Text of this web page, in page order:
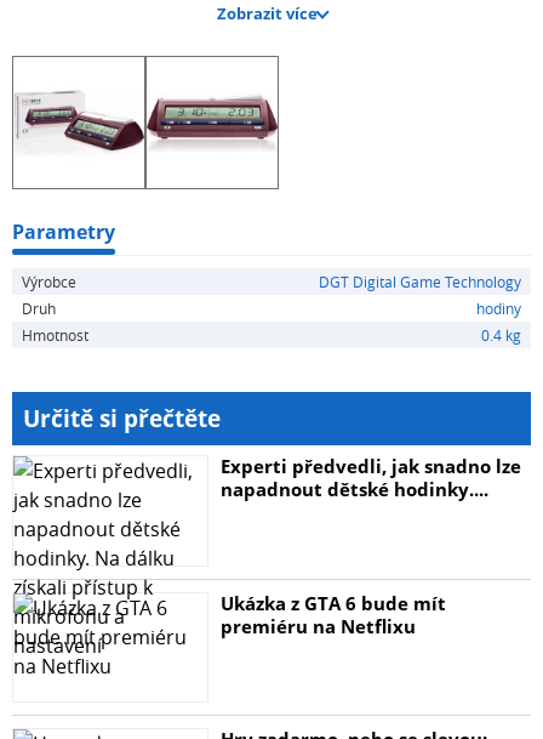
jako je Go či Baduk. Můžeš je vyzkoušet i při Scrable, pod
časovým tlakem bude hra zábavnější. Vlastnosti:
Zobrazit více
Parametry
Výrobce
DGT Digital Game Technology
Druh
hodiny
Hmotnost
0.4 kg
Určitě si přečtěte
Experti předvedli, jak snadno lze
napadnout dětské hodinky....
Ukázka z GTA 6 bude mít
premiéru na Netflixu